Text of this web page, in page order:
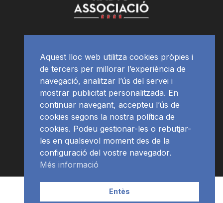
APP Programació
Aquest lloc web utilitza cookies pròpies i
de tercers per millorar l’experiència de
navegació, analitzar l’ús del servei i
mostrar publicitat personalitzada. En
continuar navegant, accepteu l’ús de
cookies segons la nostra política de
cookies. Podeu gestionar-les o rebutjar-
les en qualsevol moment des de la
configuració del vostre navegador.
Més informació
Entès